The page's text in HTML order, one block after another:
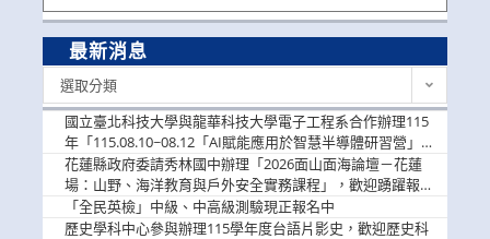
最新消息
選取分類
國立臺北科技大學與龍華科技大學電子工程系合作辦理115
年「115.08.10~08.12「AI賦能應用於智慧半導體研習營」，
歡迎學生踴躍報名參加
花蓮縣政府委請秀林國中辦理「2026面山面海論壇－花蓮
場：山野、海洋教育與戶外安全實務課程」，歡迎踴躍報名
參加
「全民英檢」中級、中高級測驗現正報名中
歷史學科中心參與辦理115學年度台語片影史，歡迎歷史科